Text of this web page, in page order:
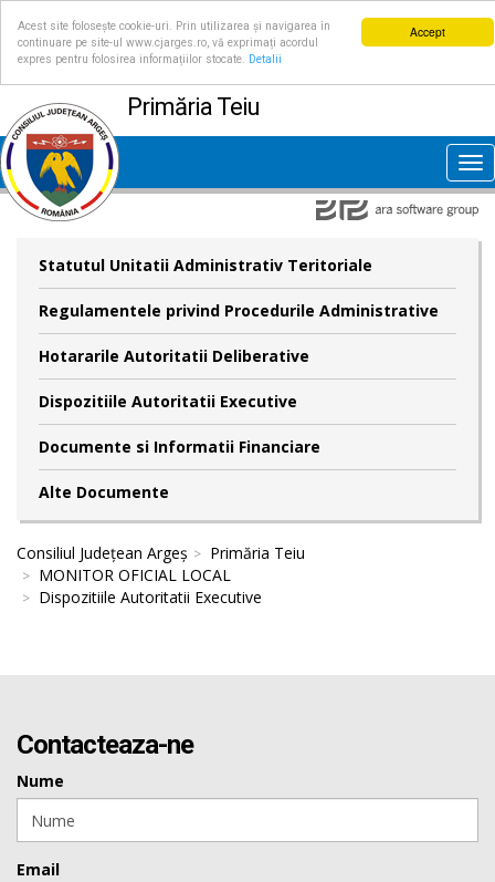
Accept
Acest site folosește cookie-uri. Prin utilizarea și navigarea în
continuare pe site-ul www.cjarges.ro, vă exprimați acordul
expres pentru folosirea informațiilor stocate.
Detalii
Primăria Teiu
Statutul Unitatii Administrativ Teritoriale
Regulamentele privind Procedurile Administrative
Hotararile Autoritatii Deliberative
Dispozitiile Autoritatii Executive
Documente si Informatii Financiare
Alte Documente
Consiliul Județean Argeș
Primăria Teiu
MONITOR OFICIAL LOCAL
Dispozitiile Autoritatii Executive
Contacteaza-ne
Nume
Email